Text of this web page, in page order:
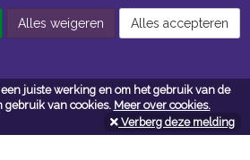
juiste werking en om het gebruik van de
gebruik van cookies. Meer over cookies.
Verberg deze melding
Alles weigeren Alles accepteren